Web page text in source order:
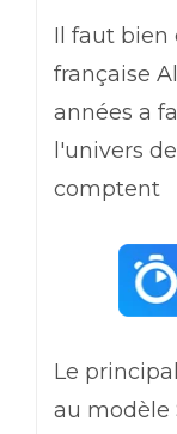
Il faut bien
française
années a
l'univers
comptent
Le
au modèle